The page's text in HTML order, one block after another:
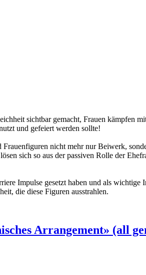
sichtbar gemacht, Frauen kämpfen
und gefeiert werden sollte!
nicht mehr nur Beiwerk,
sich so aus der passiven Rolle der
Impulse gesetzt haben und als
die diese Figuren ausstrahlen.
Arrangement» (all